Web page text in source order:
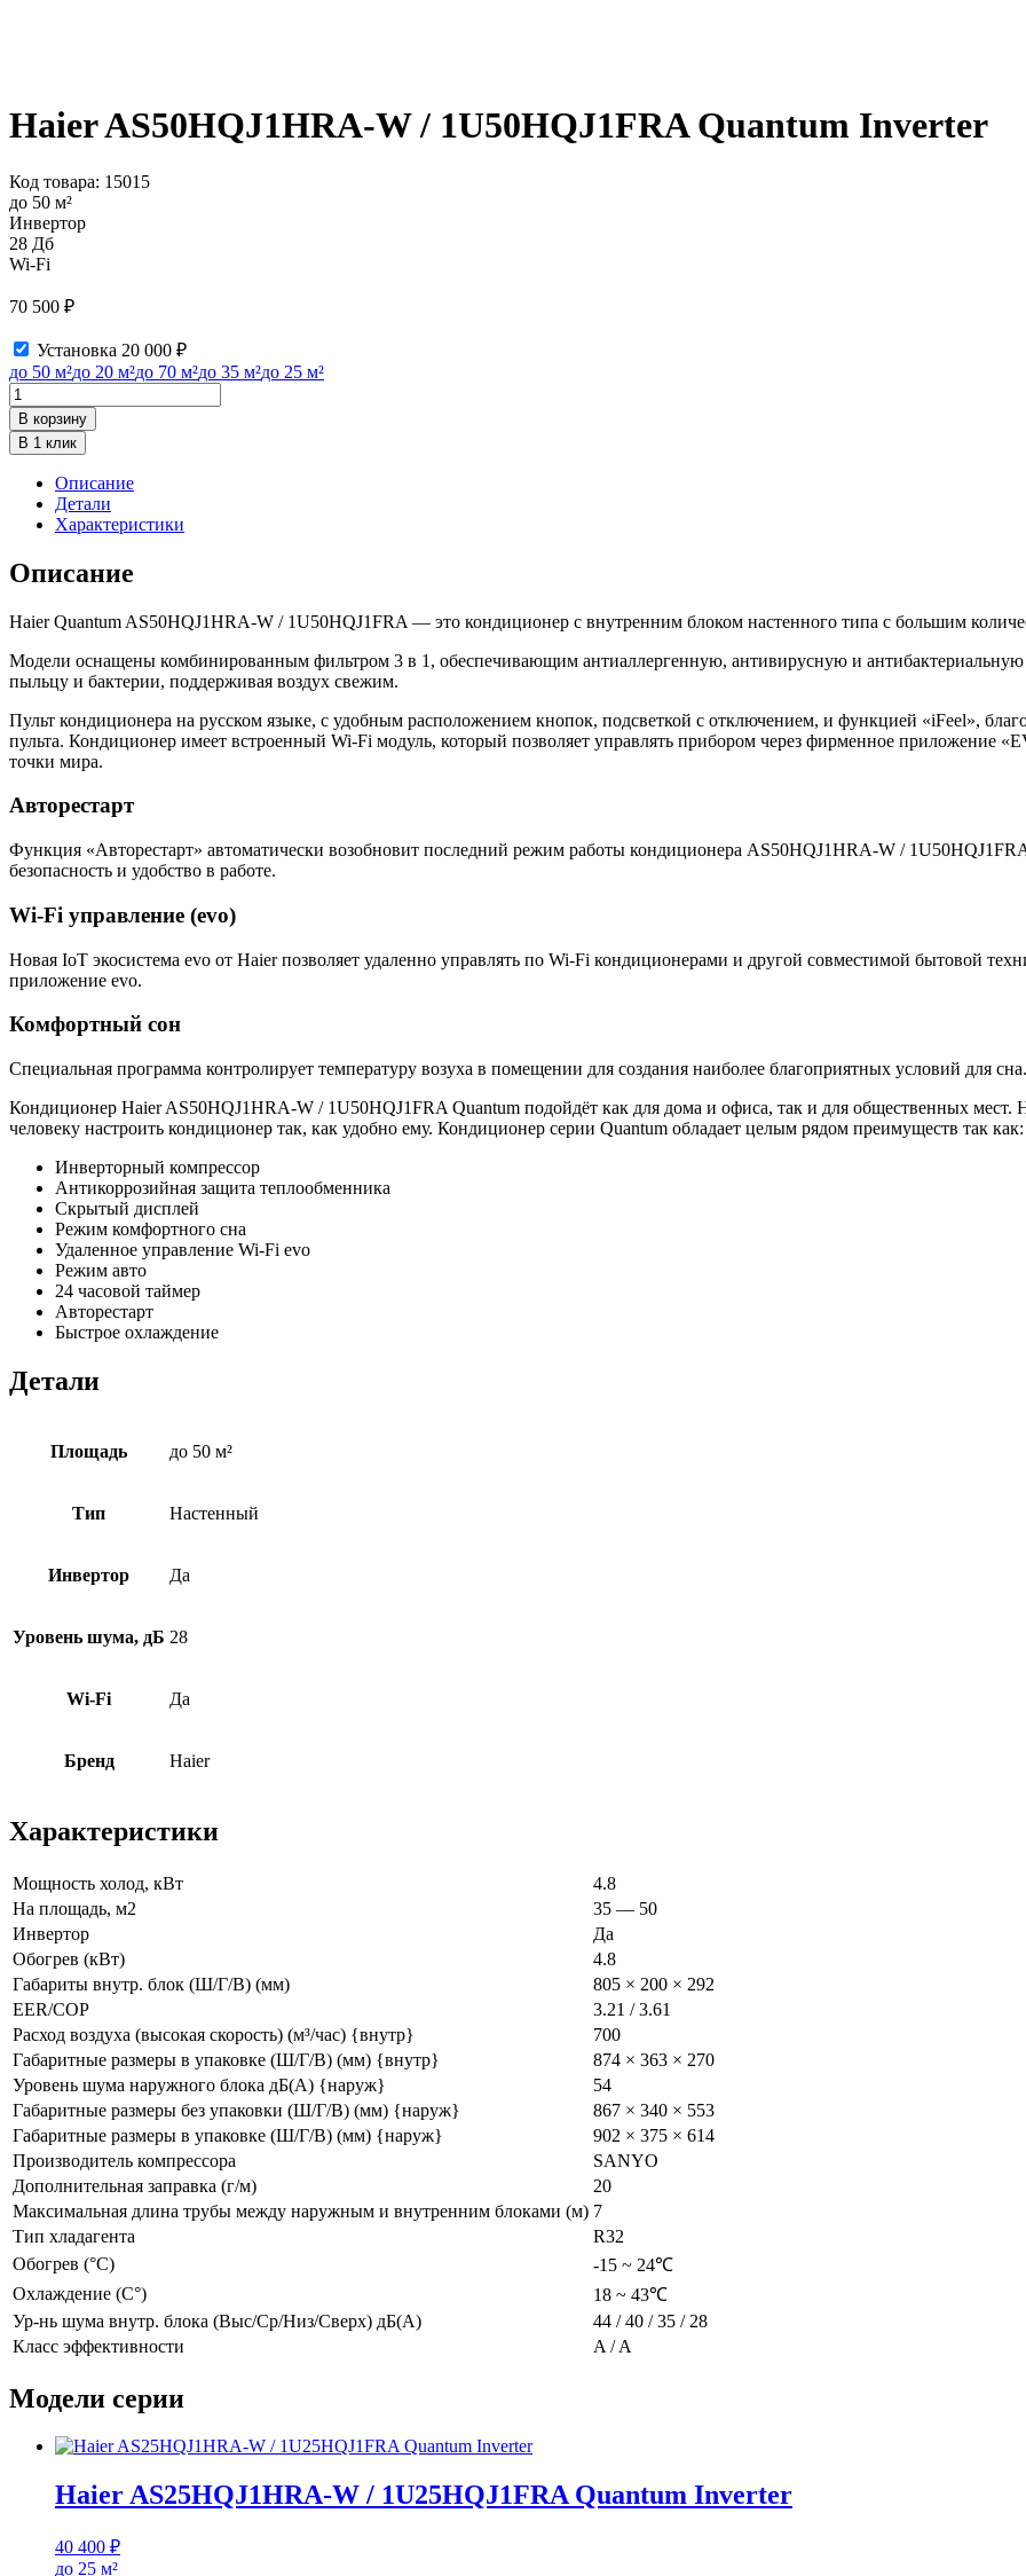
Haier AS50HQJ1HRA-W / 1U50HQJ1FRA Quantum Inverter
Код товара: 15015
до 50 м²
Инвертор
28 Дб
Wi-Fi
70 500 ₽
Установка 20 000 ₽
до 50 м²до 20 м²до 70 м²до 35 м²до 25 м²
Количество
товара
Haier
AS50HQJ1HRA-
1U50HQJ1FRA
Quantum
В корзину
В 1 клик
Описание
Детали
Характеристики
Описание
Haier Quantum AS50HQJ1HRA-W / 1U50HQJ1FRA — это кондиционер с внутренним блоком настенного типа с большим
Модели оснащены комбинированным фильтром 3 в 1, обеспечивающим антиаллергенную, антивирусную и антибактериальную
пыльцу и бактерии, поддерживая воздух свежим.
Пульт кондиционера на русском языке, с удобным расположением кнопок, подсветкой с отключением, и функцией «iFeel»,
пульта. Кондиционер имеет встроенный Wi-Fi модуль, который позволяет управлять прибором через фирменное
точки мира.
Авторестарт
Функция «Авторестарт» автоматически возобновит последний режим работы кондиционера AS50HQJ1HRA-W /
безопасность и удобство в работе.
Wi-Fi управление (evo)
Новая IoT экосистема evo от Haier позволяет удаленно управлять по Wi-Fi кондиционерами и другой совместимой бытовой
приложение evo.
Комфортный сон
Специальная программа контролирует температуру возуха в помещении для создания наиболее благоприятных условий для сна.
Кондиционер Haier AS50HQJ1HRA-W / 1U50HQJ1FRA Quantum подойдёт как для дома и офиса, так и для общественных
человеку настроить кондиционер так, как удобно ему. Кондиционер серии Quantum обладает целым рядом преимуществ так как:
Инверторный компрессор
Антикоррозийная защита теплообменника
Скрытый дисплей
Режим комфортного сна
Удаленное управление Wi-Fi evo
Режим авто
24 часовой таймер
Авторестарт
Быстрое охлаждение
Детали
Площадь до 50 м²
Тип Настенный
Инвертор Да
Уровень шума, дБ 28
Wi-Fi Да
Бренд Haier
Характеристики
Мощность холод, кВт
4.8
На площадь, м2
35 — 50
Инвертор
Да
Обогрев (кВт)
4.8
Габариты внутр. блок (Ш/Г/В) (мм)
805 × 200 × 292
EER/COP
3.21 / 3.61
Расход воздуха (высокая скорость) (м³/час) {внутр}
700
Габаритные размеры в упаковке (Ш/Г/В) (мм) {внутр}
874 × 363 × 270
Уровень шума наружного блока дБ(А) {наруж}
54
Габаритные размеры без упаковки (Ш/Г/В) (мм) {наруж}
867 × 340 × 553
Габаритные размеры в упаковке (Ш/Г/В) (мм) {наруж}
902 × 375 × 614
Производитель компрессора
SANYO
Дополнительная заправка (г/м)
20
Максимальная длина трубы между наружным и внутренним блоками (м) 7
Тип хладагента
R32
Обогрев (°С)
-15 ~ 24℃
Охлаждение (С°)
18 ~ 43℃
Ур-нь шума внутр. блока (Выс/Ср/Низ/Сверх) дБ(А)
44 / 40 / 35 / 28
Класс эффективности
A / A
Модели серии
Haier AS25HQJ1HRA-W / 1U25HQJ1FRA Quantum Inverter
40 400 ₽
до 25 м²